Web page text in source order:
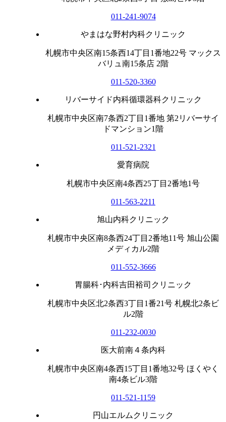
011-241-9074
やまはな野村内科クリニック
札幌市中央区南15条西14丁目1番地22号 マックス
バリュ南15条店 2階
011-520-3360
リバーサイド内科循環器科クリニック
札幌市中央区南7条西2丁目1番地 第2リバーサイ
ドマンション1階
011-521-2321
愛育病院
札幌市中央区南4条西25丁目2番地1号
011-563-2211
旭山内科クリニック
札幌市中央区南8条西24丁目2番地11号 旭山公園
メディカル2階
011-552-3666
胃腸科･内科吉田裕司クリニック
札幌市中央区北2条西3丁目1番21号 札幌北2条ビ
ル2階
011-232-0030
医大前南４条内科
札幌市中央区南4条西15丁目1番地32号 ほくやく
南4条ビル3階
011-521-1159
円山エルムクリニック